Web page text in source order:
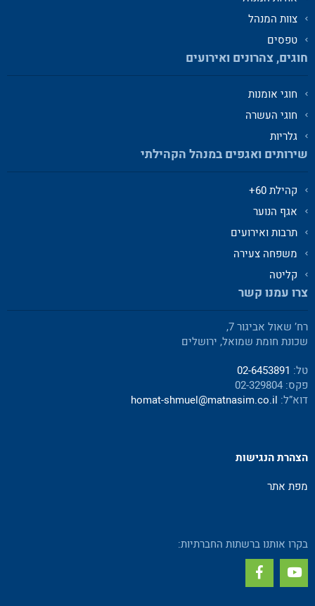
צוות המנהל
טפסים
חוגים, צהרונים ואירועים
חוגי אומנות
חוגי העשרה
גלריות
שירותים ואגפים במנהל הקהילתי
קהילת 60+
אגף הנוער
תרבות ואירועים
משפחה צעירה
קליטה
צרו עמנו קשר
רח’ שאול אביגור 7,
שכונת חומת שמואל, ירושלים
טל: 02-6453891
פקס: 02-329804
דוא”ל: homat-shmuel@matnasim.co.il
הצהרת הנגישות
מפת אתר
בקרו אותנו ברשתות החברתיות: